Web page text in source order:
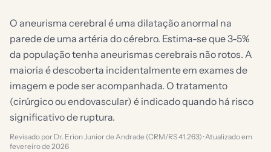
O aneurisma cerebral é uma dilatação anormal na
parede de uma artéria do cérebro. Estima-se que 3-5%
da população tenha aneurismas cerebrais não rotos. A
maioria é descoberta incidentalmente em exames de
imagem e pode ser acompanhada. O tratamento
(cirúrgico ou endovascular) é indicado quando há risco
significativo de ruptura.
Revisado por Dr. Erion Junior de Andrade (CRM/RS 41.263) · Atualizado em
fevereiro de 2026